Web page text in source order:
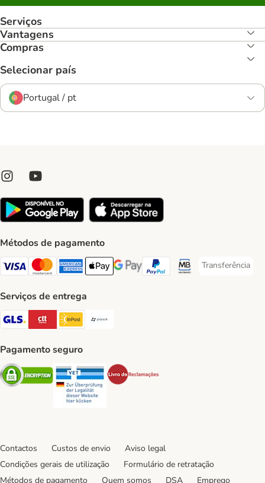
Serviços
Vantagens
Compras
Selecionar país
Portugal / pt
Métodos de pagamento
Visa Payment Method
Mastercard Payment Method
American Express Payment Method
Apple Pay Payment Method
Google Pay Payment Method
PayPal Payment Method
Multibanco Payment
Transferência
Transferência
Serviços de entrega
GLS Shipping Method
CTTExpress Shipping Method
InPost Shipping Method
Pagamento seguro
Security Security
Contactos Custos de envio
Aviso legal
Condições gerais de utilização
Formulário de retratação
Métodos de pagamento
Quem somos DSA Emprego